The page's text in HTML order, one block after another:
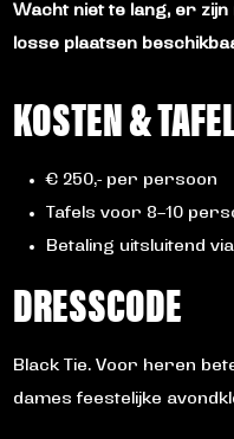
Wacht niet te lang, er
losse plaatsen
KOSTEN &
€ 250,- per persoon
Tafels voor 8–10
Betaling uitsluitend
DRESSCODE
Black Tie. Voor heren
dames feestelijke